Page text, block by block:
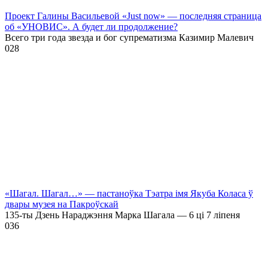
Проект Галины Васильевой «Just now» — последняя страница
об «УНОВИС». А будет ли продолжение?
Всего три года звезда и бог супрематизма Казимир Малевич
028
«Шагал. Шагал…» — пастаноўка Тэатра імя Якуба Коласа ў
двары музея на Пакроўскай
135-ты Дзень Нараджэння Марка Шагала — 6 ці 7 ліпеня
036